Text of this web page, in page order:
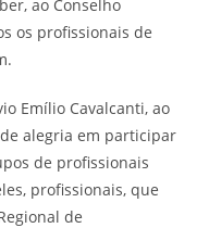
ao Conselho
os profissionais de
Emílio Cavalcanti, ao
alegria em participar
de profissionais
profissionais, que
de